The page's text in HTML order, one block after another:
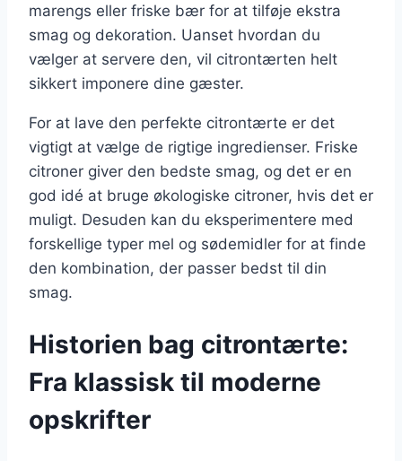
marengs eller friske bær for at tilføje ekstra
smag og dekoration. Uanset hvordan du
vælger at servere den, vil citrontærten helt
sikkert imponere dine gæster.
For at lave den perfekte citrontærte er det
vigtigt at vælge de rigtige ingredienser. Friske
citroner giver den bedste smag, og det er en
god idé at bruge økologiske citroner, hvis det er
muligt. Desuden kan du eksperimentere med
forskellige typer mel og sødemidler for at finde
den kombination, der passer bedst til din
smag.
Historien bag citrontærte:
Fra klassisk til moderne
opskrifter